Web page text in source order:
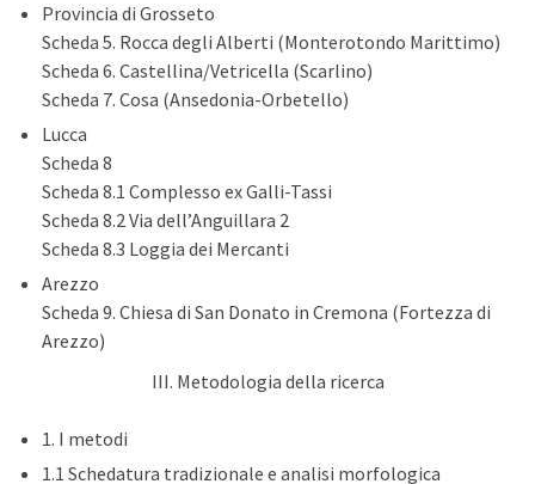
Provincia di Grosseto
Scheda 5. Rocca degli Alberti (Monterotondo Marittimo)
Scheda 6. Castellina/Vetricella (Scarlino)
Scheda 7. Cosa (Ansedonia-Orbetello)
Lucca
Scheda 8
Scheda 8.1 Complesso ex Galli-Tassi
Scheda 8.2 Via dell’Anguillara 2
Scheda 8.3 Loggia dei Mercanti
Arezzo
Scheda 9. Chiesa di San Donato in Cremona (Fortezza di
Arezzo)
III. Metodologia della ricerca
1. I metodi
1.1 Schedatura tradizionale e analisi morfologica